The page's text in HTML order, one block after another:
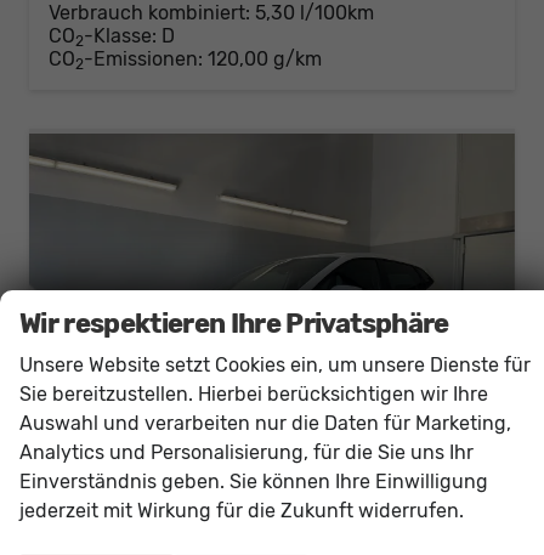
Verbrauch kombiniert: 5,30 l/100km
CO2-Klasse: D
CO2-Emissionen: 120,00 g/km
Wir respektieren Ihre Privatsphäre
Unsere Website setzt Cookies ein, um unsere Dienste für
Sie bereitzustellen. Hierbei berücksichtigen wir Ihre
Auswahl und verarbeiten nur die Daten für Marketing,
Analytics und Personalisierung, für die Sie uns Ihr
Einverständnis geben. Sie können Ihre Einwilligung
jederzeit mit Wirkung für die Zukunft widerrufen.